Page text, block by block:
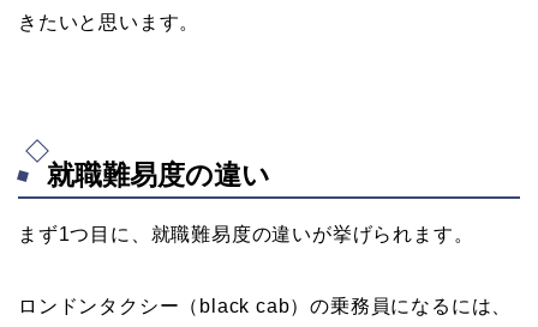
きたいと思います。
就職難易度の違い
まず1つ目に、就職難易度の違いが挙げられます。
ロンドンタクシー（black cab）の乗務員になるには、